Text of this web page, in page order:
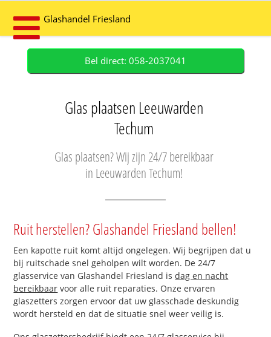
Glashandel Friesland
Bel direct: 058-2037041
Glas plaatsen Leeuwarden
Techum
Glas plaatsen? Wij zijn 24/7 bereikbaar
in Leeuwarden Techum!
Ruit herstellen? Glashandel Friesland bellen!
Een kapotte ruit komt altijd ongelegen. Wij begrijpen dat u
bij ruitschade snel geholpen wilt worden. De 24/7
glasservice van Glashandel Friesland isdag en nacht
bereikbaar voor alle ruit reparaties. Onze ervaren
glaszetters zorgen ervoor dat uw glasschade deskundig
wordt hersteld en dat de situatie snel weer veilig is.